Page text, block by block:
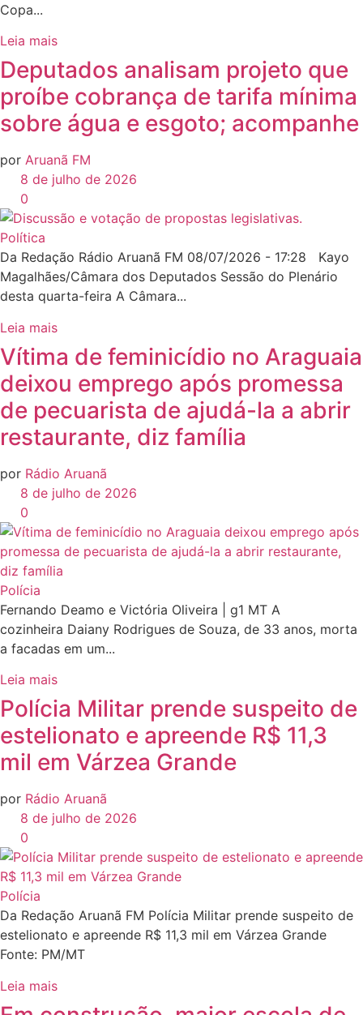
Copa...
Leia mais
Deputados analisam projeto que
proíbe cobrança de tarifa mínima
sobre água e esgoto; acompanhe
por Aruanã FM
8 de julho de 2026
0
Política
Da Redação Rádio Aruanã FM 08/07/2026 - 17:28 Kayo
Magalhães/Câmara dos Deputados Sessão do Plenário
desta quarta-feira A Câmara...
Leia mais
Vítima de feminicídio no Araguaia
deixou emprego após promessa
de pecuarista de ajudá-la a abrir
restaurante, diz família
por Rádio Aruanã
8 de julho de 2026
0
Polícia
Fernando Deamo e Victória Oliveira | g1 MT A
cozinheira Daiany Rodrigues de Souza, de 33 anos, morta
a facadas em um...
Leia mais
Polícia Militar prende suspeito de
estelionato e apreende R$ 11,3
mil em Várzea Grande
por Rádio Aruanã
8 de julho de 2026
0
Polícia
Da Redação Aruanã FM Polícia Militar prende suspeito de
estelionato e apreende R$ 11,3 mil em Várzea Grande
Fonte: PM/MT
Leia mais